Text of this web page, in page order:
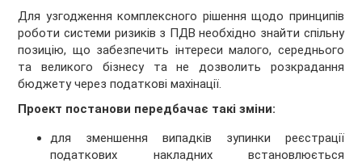
Для узгодження комплексного рішення щодо принципів
роботи системи ризиків з ПДВ необхідно знайти спільну
позицію, що забезпечить інтереси малого, середнього
та великого бізнесу та не дозволить розкрадання
бюджету через податкові махінації.
Проект постанови передбачає такі зміни:
для зменшення випадків зупинки реєстрації
податкових накладних встановлюється